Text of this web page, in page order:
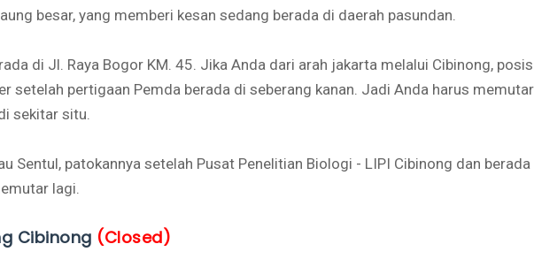
besar, yang memberi kesan sedang berada di daerah pasundan.
di Jl. Raya Bogor KM. 45. Jika Anda dari arah jakarta melalui Cibinong,
setelah pertigaan Pemda berada di seberang kanan. Jadi Anda harus
sekitar situ.
Sentul, patokannya setelah Pusat Penelitian Biologi - LIPI Cibinong dan berada
lagi.
Cibinong (Closed)